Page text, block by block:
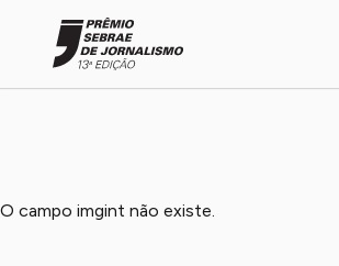
O campo imgint não existe.